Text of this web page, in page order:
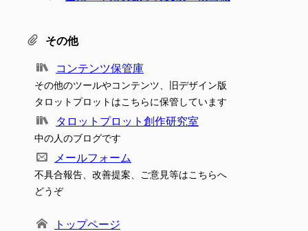
その他
コンテンツ保管庫
その他のツールやコンテンツ、旧デザイン版
タロットプロットはこちらに保管しています
タロットプロット創作研究室
中の人のブログです
メールフォーム
不具合報告、改善提案、ご意見等はこちらへ
どうぞ
トップページ